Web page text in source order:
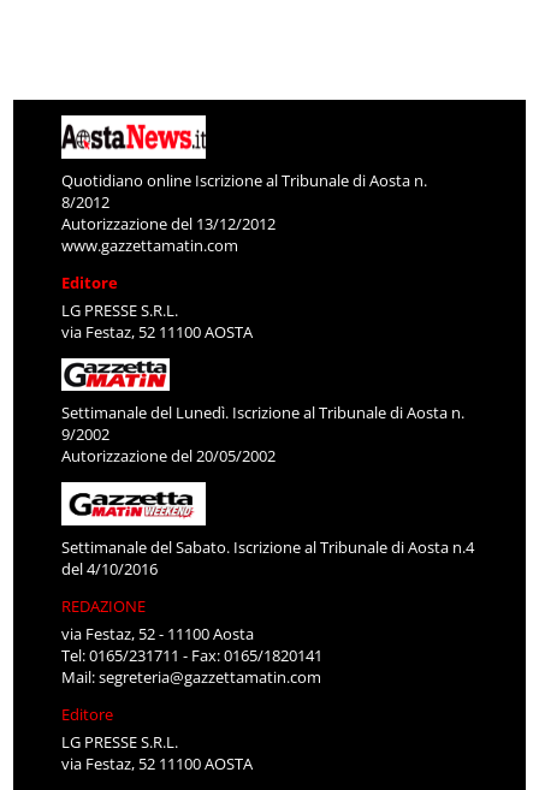
Quotidiano online Iscrizione al Tribunale di Aosta n.
8/2012
Autorizzazione del 13/12/2012
www.gazzettamatin.com
Editore
LG PRESSE S.R.L.
via Festaz, 52 11100 AOSTA
Settimanale del Lunedì. Iscrizione al Tribunale di Aosta n.
9/2002
Autorizzazione del 20/05/2002
Settimanale del Sabato. Iscrizione al Tribunale di Aosta n.4
del 4/10/2016
REDAZIONE
via Festaz, 52 - 11100 Aosta
Tel: 0165/231711 - Fax: 0165/1820141
Mail:segreteria@gazzettamatin.com
Editore
LG PRESSE S.R.L.
via Festaz, 52 11100 AOSTA